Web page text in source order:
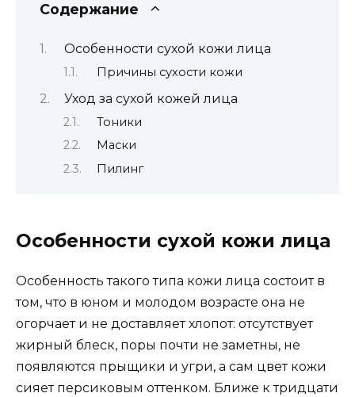
Содержание
Особенности сухой кожи лица
Причины сухости кожи
Уход за сухой кожей лица
Тоники
Маски
Пилинг
Особенности сухой кожи лица
Особенность такого типа кожи лица состоит в
том, что в юном и молодом возрасте она не
огорчает и не доставляет хлопот: отсутствует
жирный блеск, поры почти не заметны, не
появляются прыщики и угри, а сам цвет кожи
сияет персиковым оттенком. Ближе к тридцати